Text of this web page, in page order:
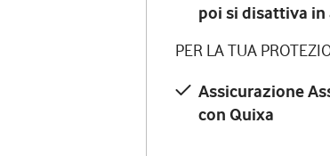
poi si disattiva
PER LA TUA
Assicurazione
con Quixa